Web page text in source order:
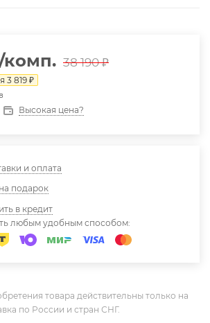
комп. 38 190₽
3 819 ₽
Высокая цена?
и оплата
подарок
в кредит
любым удобным способом:
товара действительны только на
по России и стран СНГ.